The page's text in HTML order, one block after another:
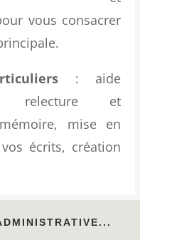
vous consacrer
: aide
relecture et
mise en
écrits, création